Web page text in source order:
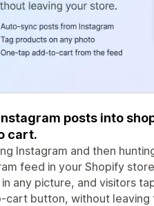
posts into
cart.
Instagram and then
feed in your Shopify
in any picture, and visitors
cart button, without leaving